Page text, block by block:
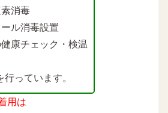
消毒
ル消毒設置
康チェック・検温
っています。
用は